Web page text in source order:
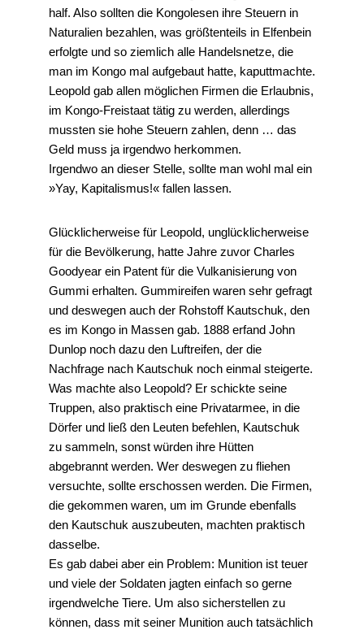
half. Also sollten die Kongolesen ihre Steuern in
Naturalien bezahlen, was größtenteils in Elfenbein
erfolgte und so ziemlich alle Handelsnetze, die
man im Kongo mal aufgebaut hatte, kaputtmachte.
Leopold gab allen möglichen Firmen die Erlaubnis,
im Kongo-Freistaat tätig zu werden, allerdings
mussten sie hohe Steuern zahlen, denn … das
Geld muss ja irgendwo herkommen.
Irgendwo an dieser Stelle, sollte man wohl mal ein
»Yay, Kapitalismus!« fallen lassen.
Glücklicherweise für Leopold, unglücklicherweise
für die Bevölkerung, hatte Jahre zuvor Charles
Goodyear ein Patent für die Vulkanisierung von
Gummi erhalten. Gummireifen waren sehr gefragt
und deswegen auch der Rohstoff Kautschuk, den
es im Kongo in Massen gab. 1888 erfand John
Dunlop noch dazu den Luftreifen, der die
Nachfrage nach Kautschuk noch einmal steigerte.
Was machte also Leopold? Er schickte seine
Truppen, also praktisch eine Privatarmee, in die
Dörfer und ließ den Leuten befehlen, Kautschuk
zu sammeln, sonst würden ihre Hütten
abgebrannt werden. Wer deswegen zu fliehen
versuchte, sollte erschossen werden. Die Firmen,
die gekommen waren, um im Grunde ebenfalls
den Kautschuk auszubeuten, machten praktisch
dasselbe.
Es gab dabei aber ein Problem: Munition ist teuer
und viele der Soldaten jagten einfach so gerne
irgendwelche Tiere. Um also sicherstellen zu
können, dass mit seiner Munition auch tatsächlich